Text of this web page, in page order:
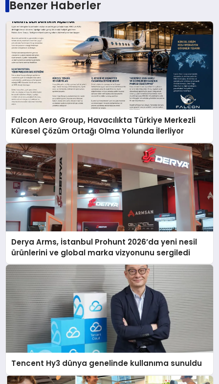
Benzer Haberler
Falcon Aero Group, Havacılıkta Türkiye Merkezli
Küresel Çözüm Ortağı Olma Yolunda İlerliyor
Derya Arms, İstanbul Prohunt 2026’da yeni nesil
ürünlerini ve global marka vizyonunu sergiledi
Tencent Hy3 dünya genelinde kullanıma sunuldu